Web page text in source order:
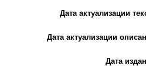
Дата актуализации
Дата актуализации
Дата